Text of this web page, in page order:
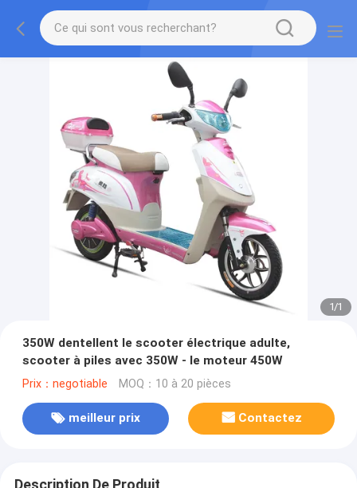
1/1
350W dentellent le scooter électrique adulte,
scooter à piles avec 350W - le moteur 450W
Prix：negotiable MOQ：10 à 20 pièces
meilleur prix Contactez
Description De Produit